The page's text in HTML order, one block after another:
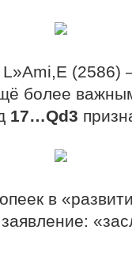
L»Ami,E (2586)
более
17…Qd3
в